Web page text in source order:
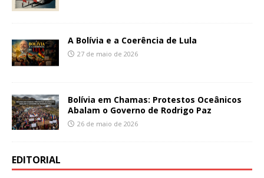
A Bolívia e a Coerência de Lula
27 de maio de 2026
Bolívia em Chamas: Protestos Oceânicos
Abalam o Governo de Rodrigo Paz
26 de maio de 2026
EDITORIAL